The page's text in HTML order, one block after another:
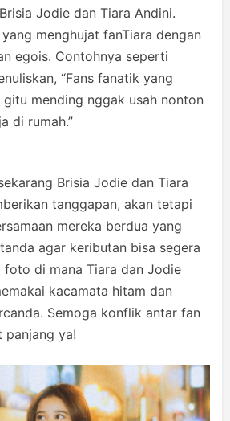
Jodie dan Tiara Andini.
menghujat fanTiara dengan
egois. Contohnya seperti
“Fans fanatik yang
mending nggak usah nonton
di rumah.”
Brisia Jodie dan Tiara
tanggapan, akan tetapi
mereka berdua yang
agar keributan bisa segera
foto di mana Tiara dan Jodie
kacamata hitam dan
Semoga konflik antar fan
panjang ya!